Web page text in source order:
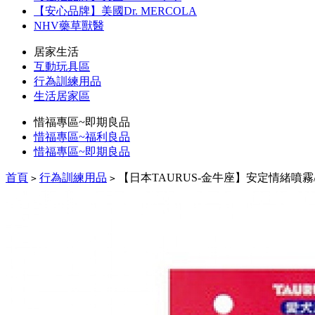
【安心品牌】美國Dr. MERCOLA
NHV藥草獸醫
居家生活
互動玩具區
行為訓練用品
生活居家區
惜福專區~即期良品
惜福專區~福利良品
惜福專區~即期良品
首頁 > 行為訓練用品 > 【日本TAURUS-金牛座】安定情緒噴霧